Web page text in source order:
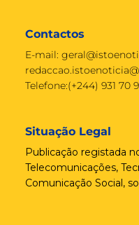
Contactos
E-mail:
Telefone:(+244) 931 70
Situação Legal
Publicação registada
Telecomunicações,
Comunicação Social,